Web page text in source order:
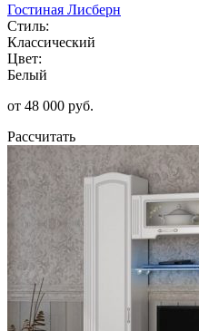
Гостиная Лисберн
Стиль:
Классический
Цвет:
Белый
от 48 000 руб.
Рассчитать